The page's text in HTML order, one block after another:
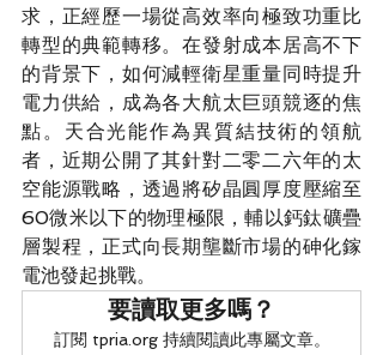
求，正經歷一場從高效率向極致功重比
轉型的典範轉移。在發射成本居高不下
的背景下，如何減輕衛星重量同時提升
電力供給，成為各大航太巨頭競逐的焦
點。天合光能作為異質結技術的領航
者，近期公開了其針對二零二六年的太
空能源戰略，透過將矽晶圓厚度壓縮至
60微米以下的物理極限，輔以鈣鈦礦疊
層製程，正式向長期壟斷市場的砷化鎵
電池發起挑戰。
要讀取更多嗎？
訂閱 tpria.org 持續閱讀此專屬文章。